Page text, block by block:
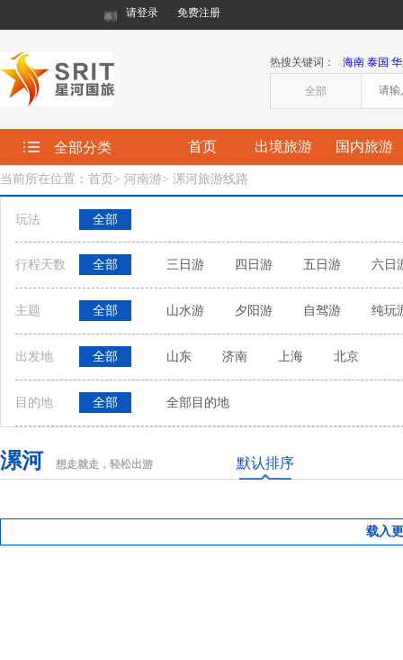
欢迎您来到星河国际旅行社有限责任公司!
请登录 免费注册
热搜关键词： 海南 泰国
全部
全部分类 首页 出境旅游 国内旅游
当前所在位置：首页 > 河南游> 漯河旅游线路
玩法 全部
行程天数 全部 三日游 四日游 五日游 六日
主题 全部 山水游 夕阳游 自驾游 纯玩
出发地 全部 山东 济南 上海 北京
目的地 全部 全部目的地
漯河 想走就走，轻松出游 默认排序
载入